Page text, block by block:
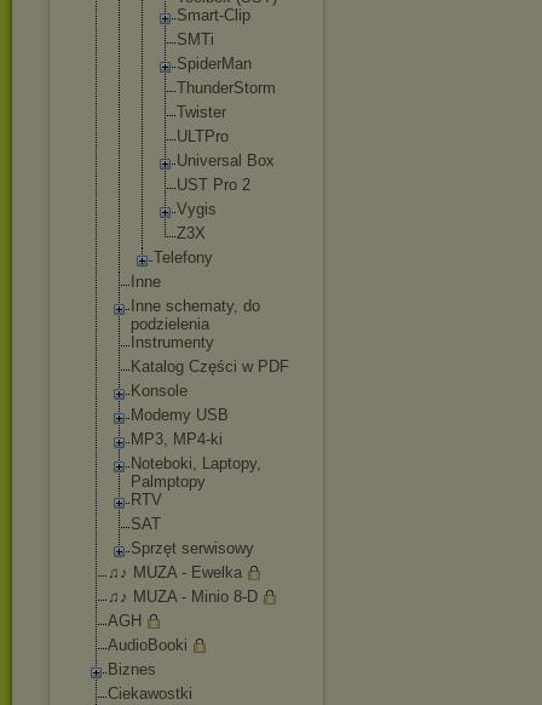
Smart-Cl ip
SMTi
SpiderMan
ThunderStorm
Twister
ULTPro
Universa l Box
UST Pro 2
Vygis
Z3X
Telefony
Inne
Inne schematy, do
podzielenia
Instrumenty
Katalog Części w PDF
Konsole
Modemy USB
MP3, MP4-ki
Noteboki, Laptopy,
Palmptopy
RTV
SAT
Sprzęt serwisowy
♫♪ MUZA - Ewelka
♫♪ MUZA - Minio 8-D
AGH
AudioBooki
Biznes
Ciekawostki